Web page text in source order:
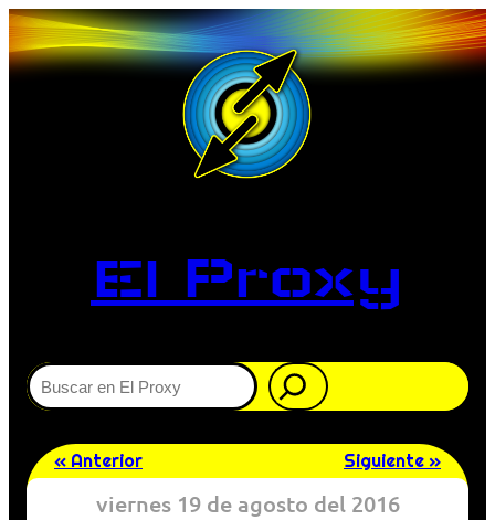
El Proxy
Buscar
« Anterior Siguiente »
viernes 19 de agosto del 2016